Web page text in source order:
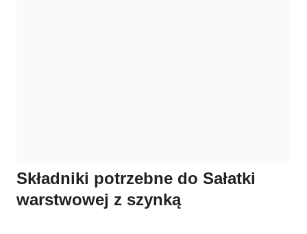
Składniki potrzebne do Sałatki
warstwowej z szynką